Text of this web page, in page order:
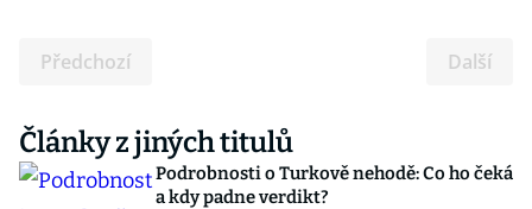
Předchozí Další
Články z jiných titulů
Podrobnosti o Turkově nehodě: Co ho čeká
a kdy padne verdikt?